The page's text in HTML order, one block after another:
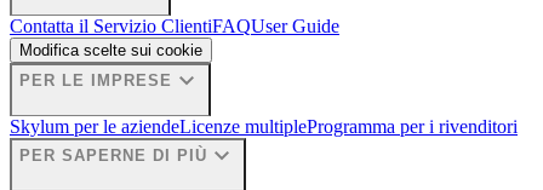
Contatta il Servizio ClientiFAQUser Guide
Modifica scelte sui cookie
PER LE IMPRESE expand_more
Skylum per le aziendeLicenze multipleProgramma per i rivenditori
PER SAPERNE DI PIÙ expand_more